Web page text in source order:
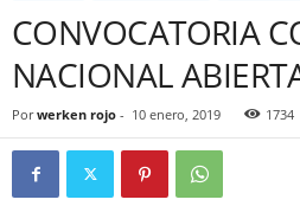
CONVOCATORIA
NACIONAL
Por werken rojo - 10 enero, 2019 1734